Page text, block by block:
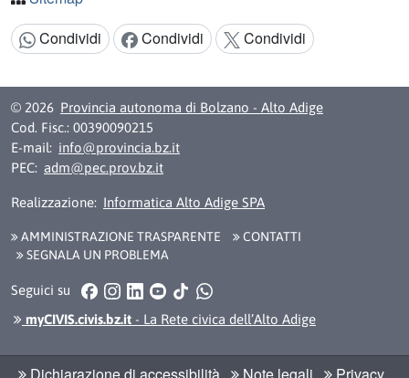
Condividi:
Condividi Condividi Condividi
© 2026 Provincia autonoma di Bolzano - Alto Adige
Cod. Fisc.: 00390090215
E-mail: info@provincia.bz.it
PEC: adm@pec.prov.bz.it
Realizzazione: Informatica Alto Adige SPA
AMMINISTRAZIONE TRASPARENTE
CONTATTI
SEGNALA UN PROBLEMA
Seguici su Facebook
Instagram
LinkedInYouTube
TikTokWhatsApp
myCIVIS.civis.bz.it - La Rete civica dell’Alto Adige